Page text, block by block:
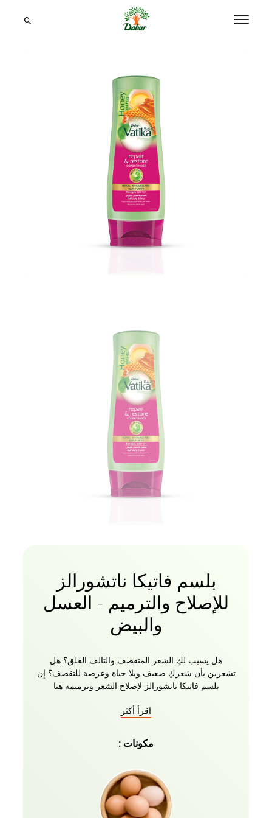
بلسم فاتيكا ناتشورالز
للإصلاح والترميم - العسل
والبيض
هل يسبب لكِ الشعر المتقصف والتالف القلق؟ هل
تشعرين بأن شعركِ ضعيف وبلا حياة وعرضة للتقصف؟ إن
بلسم فاتيكا ناتشورالز لإصلاح الشعر وترميمه هنا
طبيعية مثل البيض والعسل هو الحل المثالي للشعر التالف
العشبية من هذا البلسم الحل الأمثل لتغذية الشعر. فهو
يتغلغل بعمق في شعرك، من الجذور إلى الأطراف، ويجدد
الشعر وتقصفه وتلفه الناتج عن التصفيف بالحرارة والمواد
الكيميائية القاسية، واستقبلي خصلات شعركِ الصحية
والقوية والحيوية مع بلسم فاتيكا ناتشرالز لإصلاح الشعر
واستعادته. للحصول على أفضل النتائج، استخدمي هذا
اقرأ أكثر
مكونات :